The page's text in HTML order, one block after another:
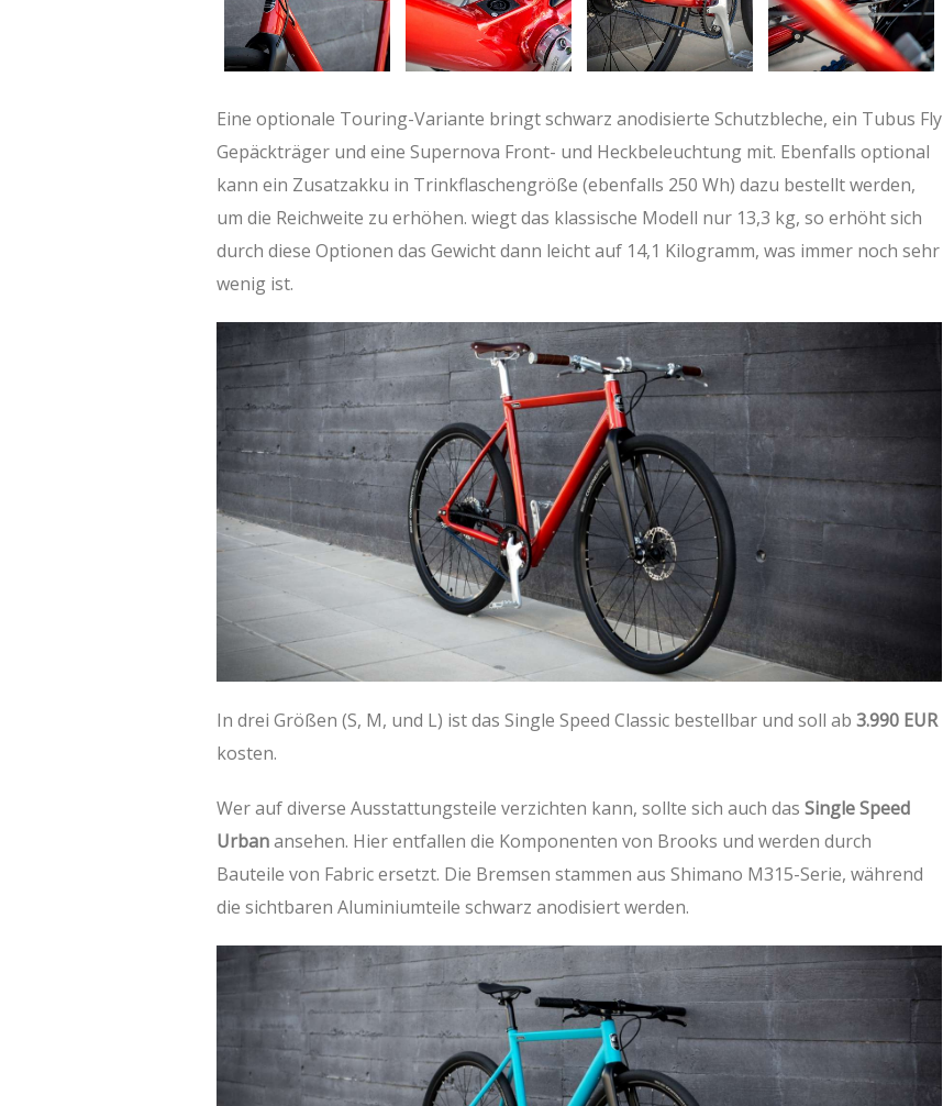
Eine optionale Touring-Variante bringt schwarz anodisierte Schutzbleche, ein Tubus Fly
Gepäckträger und eine Supernova Front- und Heckbeleuchtung mit. Ebenfalls optional
kann ein Zusatzakku in Trinkflaschengröße (ebenfalls 250 Wh) dazu bestellt werden,
um die Reichweite zu erhöhen. wiegt das klassische Modell nur 13,3 kg, so erhöht sich
durch diese Optionen das Gewicht dann leicht auf 14,1 Kilogramm, was immer noch sehr
wenig ist.
In drei Größen (S, M, und L) ist das Single Speed Classic bestellbar und soll ab 3.990 EUR
kosten.
Wer auf diverse Ausstattungsteile verzichten kann, sollte sich auch das Single Speed
Urbanansehen. Hier entfallen die Komponenten von Brooks und werden durch
Bauteile von Fabric ersetzt. Die Bremsen stammen aus Shimano M315-Serie, während
die sichtbaren Aluminiumteile schwarz anodisiert werden.